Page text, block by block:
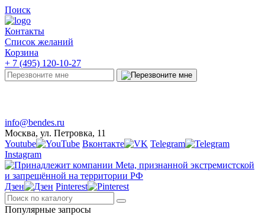
Поиск
Контакты
Список желаний
Корзина
+ 7 (495) 120-10-27
info@bendes.ru
Москва, ул. Петровка, 11
Youtube
Вконтакте
Telegram
Instagram
Дзен Pinterest
Популярные запросы